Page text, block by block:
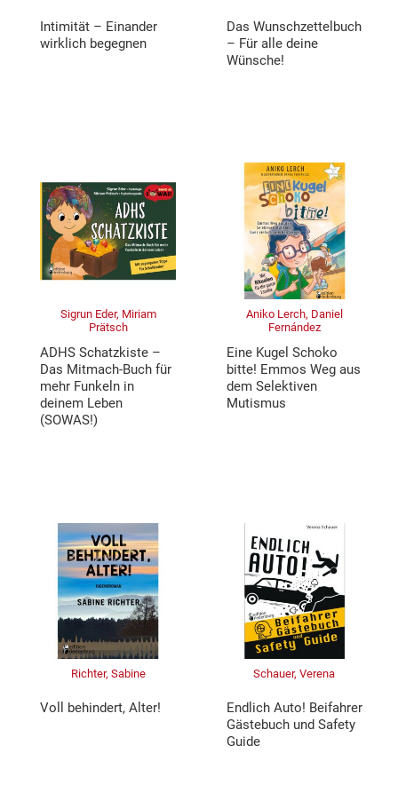
Intimität – Einander
wirklich begegnen
Das Wunschzettelbuch
– Für alle deine
Wünsche!
Sigrun Eder, Miriam
Prätsch
ADHS Schatzkiste –
Das Mitmach-Buch für
mehr Funkeln in
deinem Leben
(SOWAS!)
Aniko Lerch, Daniel
Fernández
Eine Kugel Schoko
bitte! Emmos Weg aus
dem Selektiven
Mutismus
Richter, Sabine
Voll behindert, Alter!
Schauer, Verena
Endlich Auto! Beifahrer
Gästebuch und Safety
Guide